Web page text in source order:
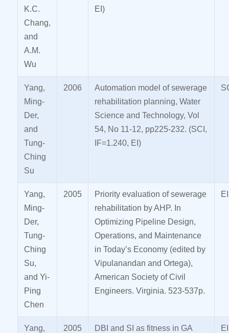
K.C.
Chang,
and
A.M.
Wu
EI)
Yang,
Ming-
Der,
and
Tung-
Ching
Su
2006
Automation model of sewerage
rehabilitation planning, Water
Science and Technology, Vol
54, No 11-12, pp225-232. (SCI,
IF=1.240, EI)
Yang,
Ming-
Der,
Tung-
Ching
Su,
and Yi-
Ping
Chen
2005
Priority evaluation of sewerage
rehabilitation by AHP. In
Optimizing Pipeline Design,
Operations, and Maintenance
in Today’s Economy (edited by
Vipulanandan and Ortega),
American Society of Civil
Engineers. Virginia. 523-537p.
EI
Yang,
2005
DBI and SI as fitness in GA
EI